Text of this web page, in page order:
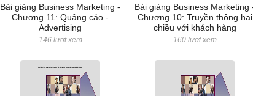
Bài giảng Business Marketing -
Chương 11: Quảng cáo -
Advertising
146 lượt xem
Bài giảng Business Marketing
Chương 10: Truyền thông hai
chiều với khách hàng
160 lượt xem